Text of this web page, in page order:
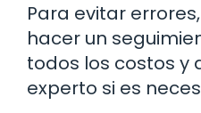
Para evitar
hacer un
todos los costos y
experto si es